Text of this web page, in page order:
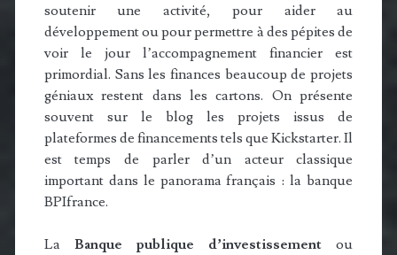
soutenir une activité, pour aider au
développement ou pour permettre à des pépites de
voir le jour l’accompagnement financier est
primordial. Sans les finances beaucoup de projets
géniaux restent dans les cartons. On présente
souvent sur le blog les projets issus de
plateformes de financements tels que Kickstarter. Il
est temps de parler d’un acteur classique
important dans le panorama français : la banque
BPIfrance.
La Banque publique d’investissement ou